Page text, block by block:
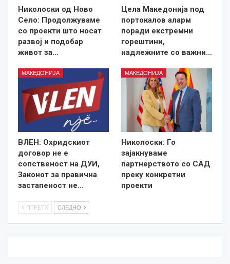
Николоски од Ново
Село: Продолжуваме
со проекти што носат
развој и подобар
живот за…
Цела Македонија под
портокалов аларм
поради екстремни
горештини,
надлежните со важни…
МАКЕДОНИЈА
ВЛЕН: Охридскиот
договор не е
сопственост на ДУИ,
Законот за правична
застапеност не…
МАКЕДОНИЈА
Николоски: Го
зајакнуваме
партнерството со САД
преку конкретни
проекти
ПТРЕТХ СЛЕДНО